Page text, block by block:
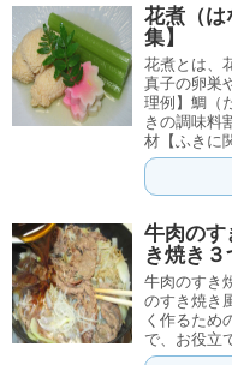
花煮（は
集】
花煮とは、
真子の卵巣
理例】鯛（
きの調味料
材【ふきに
牛肉のす
き焼き３
牛肉のすき
のすき焼き
く作るため
で、お役立